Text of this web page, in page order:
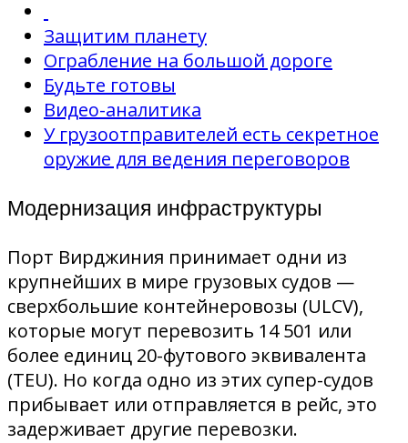
Защитим планету
Ограбление на большой дороге
Будьте готовы
Видео-аналитика
У грузоотправителей есть секретное
оружие для ведения переговоров
Модернизация инфраструктуры
Порт Вирджиния принимает одни из
крупнейших в мире грузовых судов —
сверхбольшие контейнеровозы (ULCV),
которые могут перевозить 14 501 или
более единиц 20-футового эквивалента
(TEU). Но когда одно из этих супер-судов
прибывает или отправляется в рейс, это
задерживает другие перевозки.